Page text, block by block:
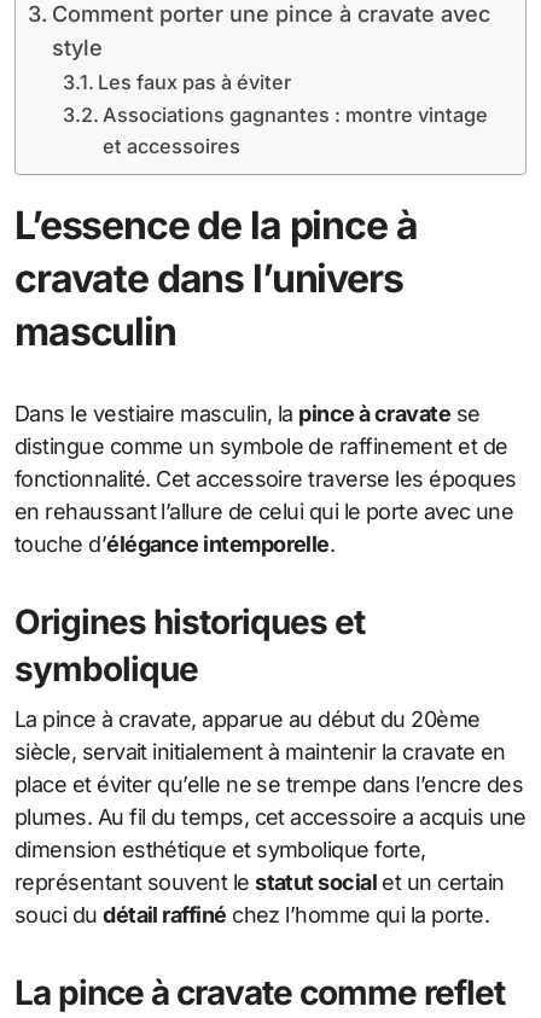
Comment porter une pince à cravate avec
style
Les faux pas à éviter
Associations gagnantes : montre vintage
et accessoires
L’essence de la pince à
cravate dans l’univers
masculin
Dans le vestiaire masculin, la pince à cravate se
distingue comme un symbole de raffinement et de
fonctionnalité. Cet accessoire traverse les époques
en rehaussant l’allure de celui qui le porte avec une
touche d’élégance intemporelle.
Origines historiques et
symbolique
La pince à cravate, apparue au début du 20ème
siècle, servait initialement à maintenir la cravate en
place et éviter qu’elle ne se trempe dans l’encre des
plumes. Au fil du temps, cet accessoire a acquis une
dimension esthétique et symbolique forte,
représentant souvent lestatut social et un certain
souci dudétail raffiné chez l’homme qui la porte.
La pince à cravate comme reflet